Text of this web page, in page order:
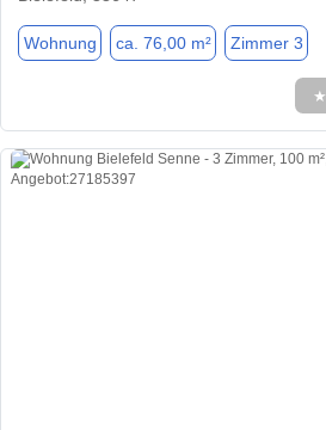
Wohnung ca. 76,00 m² Zimmer 3
★